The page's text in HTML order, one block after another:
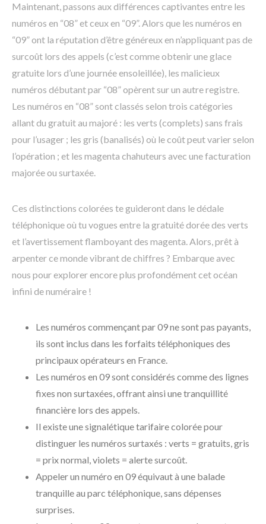
Maintenant, passons aux différences captivantes entre les
numéros en “08” et ceux en “09”. Alors que les numéros en
“09” ont la réputation d’être généreux en n’appliquant pas de
surcoût lors des appels (c’est comme obtenir une glace
gratuite lors d’une journée ensoleillée), les malicieux
numéros débutant par “08” opèrent sur un autre registre.
Les numéros en “08” sont classés selon trois catégories
allant du gratuit au majoré : les verts (complets) sans frais
pour l’usager ; les gris (banalisés) où le coût peut varier selon
l’opération ; et les magenta chahuteurs avec une facturation
majorée ou surtaxée.
Ces distinctions colorées te guideront dans le dédale
téléphonique où tu vogues entre la gratuité dorée des verts
et l’avertissement flamboyant des magenta. Alors, prêt à
arpenter ce monde vibrant de chiffres ? Embarque avec
nous pour explorer encore plus profondément cet océan
infini de numéraire !
Les numéros commençant par 09 ne sont pas payants,
ils sont inclus dans les forfaits téléphoniques des
principaux opérateurs en France.
Les numéros en 09 sont considérés comme des lignes
fixes non surtaxées, offrant ainsi une tranquillité
financière lors des appels.
Il existe une signalétique tarifaire colorée pour
distinguer les numéros surtaxés : verts = gratuits, gris
= prix normal, violets = alerte surcoût.
Appeler un numéro en 09 équivaut à une balade
tranquille au parc téléphonique, sans dépenses
surprises.